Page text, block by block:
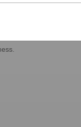
cítili dobře, proto jsou